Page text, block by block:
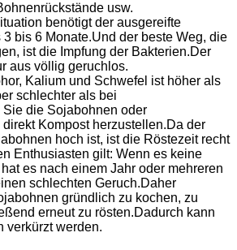
usw.
benötigt der ausgereifte
bis 6 Monate.Und der beste Weg, die
ist die Impfung der Bakterien.Der
aus völlig geruchlos.
Kalium und Schwefel ist höher als
schlechter als bei
die Sojabohnen oder
Kompost herzustellen.Da der
hoch ist, ist die Röstezeit recht
Enthusiasten gilt: Wenn es keine
es nach einem Jahr oder mehreren
schlechten Geruch.Daher
gründlich zu kochen, zu
erneut zu rösten.Dadurch kann
verkürzt werden.